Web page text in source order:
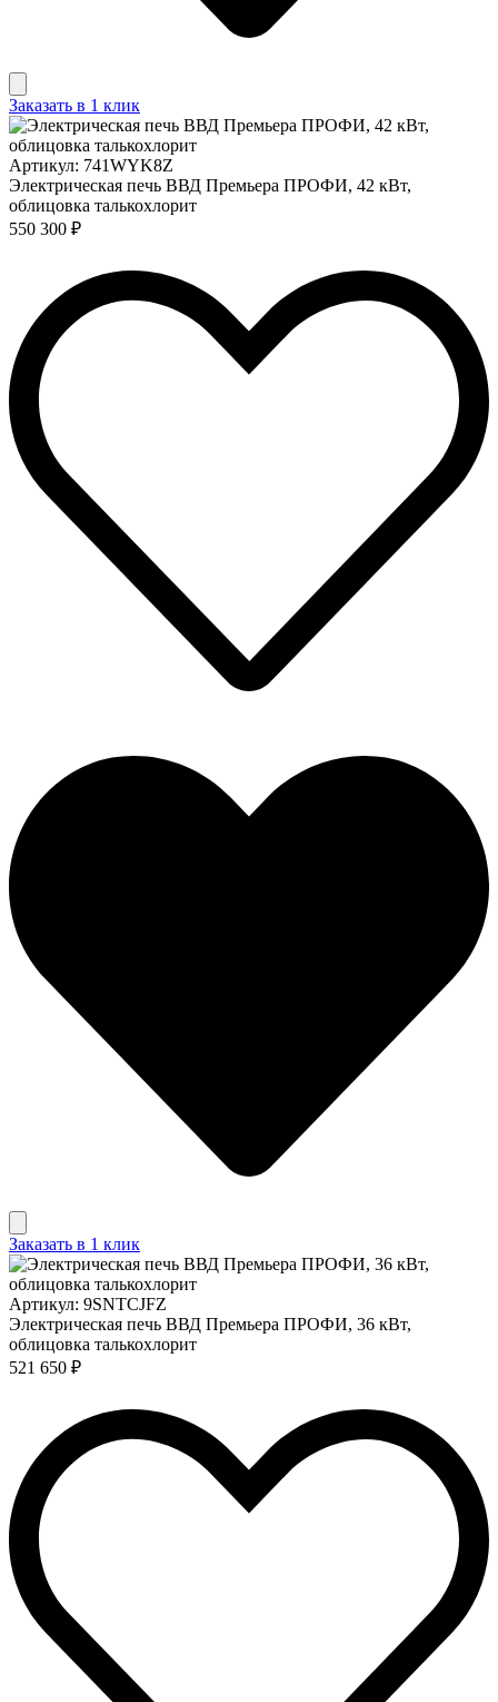
Заказать в 1 клик
Артикул: 741WYK8Z
Электрическая печь ВВД Премьера ПРОФИ, 42 кВт,
облицовка талькохлорит
550 300 ₽
Заказать в 1 клик
Артикул: 9SNTCJFZ
Электрическая печь ВВД Премьера ПРОФИ, 36 кВт,
облицовка талькохлорит
521 650 ₽